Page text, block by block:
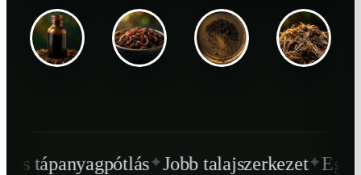
✦Jobb talajszerkezet✦ Egészségesebb